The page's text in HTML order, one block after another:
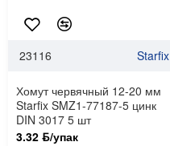
23116 Starfix
Хомут червячный 12-20 мм
Starfix SMZ1-77187-5 цинк
DIN 3017 5 шт
3.32 ƃ/упак